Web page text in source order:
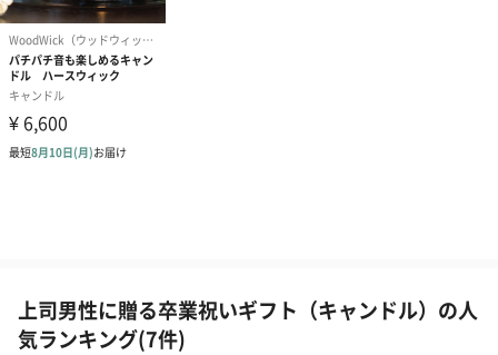
上司男性に贈る卒業祝いギフト（キャンドル）の人
気ランキング(7件)